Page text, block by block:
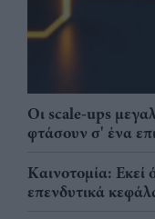
Οι scale-ups
φτάσουν σ' ένα
Καινοτομία: Εκεί
επενδυτικά